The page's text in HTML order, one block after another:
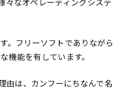
。フリーソフトでありながら
機能を有しています。
由は、カンフーにちなんで名